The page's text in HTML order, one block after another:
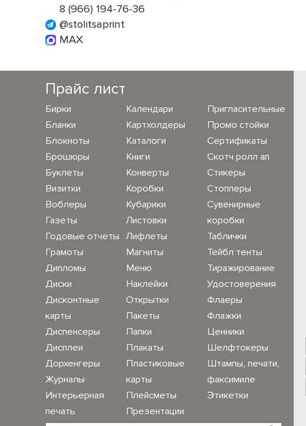
8 (966) 194-76-36
@stolitsaprint
MAX
Прайс лист
Бирки
Бланки
Блокноты
Брошюры
Буклеты
Визитки
Воблеры
Газеты
Годовые отчеты
Грамоты
Дипломы
Диски
Дисконтные
карты
Диспенсеры
Дисплеи
Дорхенгеры
Журналы
Интерьерная
печать
Календари
Картхолдеры
Каталоги
Книги
Конверты
Коробки
Кубарики
Листовки
Лифлеты
Магниты
Меню
Наклейки
Открытки
Пакеты
Папки
Плакаты
Пластиковые
карты
Плейсметы
Презентации
Пригласительные
Промо стойки
Сертификаты
Скотч ролл ап
Стикеры
Стопперы
Сувенирные
коробки
Таблички
Тейбл тенты
Тиражирование
Удостоверения
Флаеры
Флажки
Ценники
Шелфтокеры
Штампы, печати,
факсимиле
Этикетки